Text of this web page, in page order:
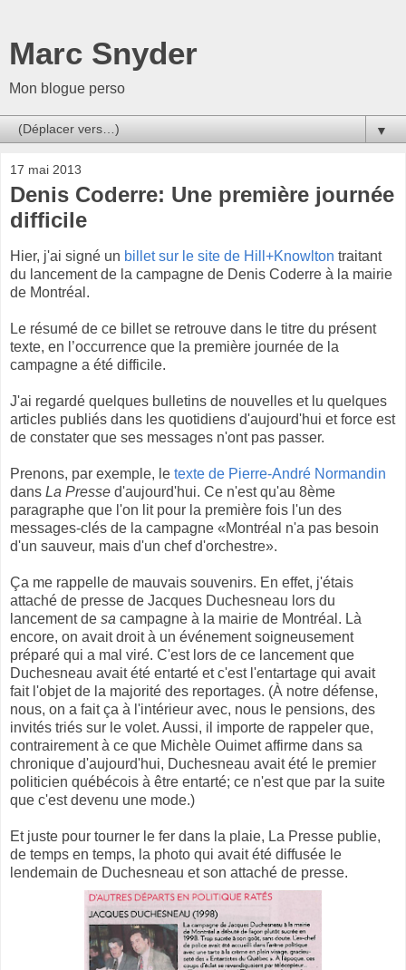
Marc Snyder
Mon blogue perso
▼
17 mai 2013
Denis Coderre: Une première journée
difficile
Hier, j'ai signé un billet sur le site de Hill+Knowlton traitant
du lancement de la campagne de Denis Coderre à la mairie
de Montréal.
Le résumé de ce billet se retrouve dans le titre du présent
texte, en l’occurrence que la première journée de la
campagne a été difficile.
J'ai regardé quelques bulletins de nouvelles et lu quelques
articles publiés dans les quotidiens d'aujourd'hui et force est
de constater que ses messages n'ont pas passer.
Prenons, par exemple, le texte de Pierre-André Normandin
dans La Presse d'aujourd'hui. Ce n'est qu'au 8ème
paragraphe que l'on lit pour la première fois l'un des
messages-clés de la campagne «Montréal n'a pas besoin
d'un sauveur, mais d'un chef d'orchestre».
Ça me rappelle de mauvais souvenirs. En effet, j'étais
attaché de presse de Jacques Duchesneau lors du
lancement de sa campagne à la mairie de Montréal. Là
encore, on avait droit à un événement soigneusement
préparé qui a mal viré. C'est lors de ce lancement que
Duchesneau avait été entarté et c'est l'entartage qui avait
fait l'objet de la majorité des reportages. (À notre défense,
nous, on a fait ça à l'intérieur avec, nous le pensions, des
invités triés sur le volet. Aussi, il importe de rappeler que,
contrairement à ce que Michèle Ouimet affirme dans sa
chronique d'aujourd'hui, Duchesneau avait été le premier
politicien québécois à être entarté; ce n'est que par la suite
que c'est devenu une mode.)
Et juste pour tourner le fer dans la plaie, La Presse publie,
de temps en temps, la photo qui avait été diffusée le
lendemain de Duchesneau et son attaché de presse.